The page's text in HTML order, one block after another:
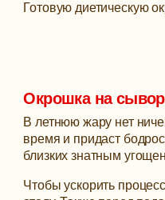
Готовую диетическую
Окрошка на
В летнюю жару нет
время и придаст
близких знатным
Чтобы ускорить